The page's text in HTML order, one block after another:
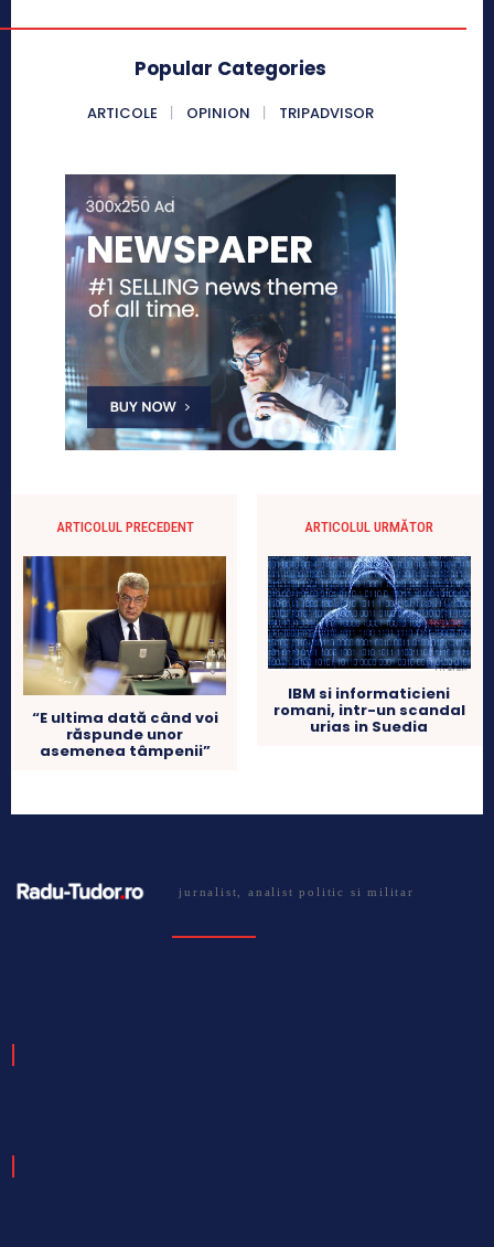
Popular Categories
ARTICOLE OPINION TRIPADVISOR
ARTICOLUL PRECEDENT
“E ultima dată când voi
răspunde unor
asemenea tâmpenii”
ARTICOLUL URMĂTOR
IBM si informaticieni
romani, intr-un scandal
urias in Suedia
jurnalist, analist politic si militar